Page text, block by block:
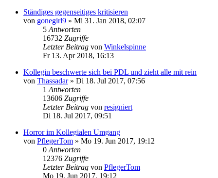
Ständiges gegenseitiges kritisieren
von gonegirl9 » Mi 31. Jan 2018, 02:07
5 Antworten
16732 Zugriffe
Letzter Beitrag von Winkelspinne
Fr 13. Apr 2018, 16:13
Kollegin beschwerte sich bei PDL und zieht alle mit rein
von Thassadar» Di 18. Jul 2017, 07:56
1 Antworten
13606 Zugriffe
Letzter Beitrag von resigniert
Di 18. Jul 2017, 09:51
Horror im Kollegialen Umgang
von PflegerTom » Mo 19. Jun 2017, 19:12
0 Antworten
12376 Zugriffe
Letzter Beitrag von PflegerTom
Mo 19. Jun 2017, 19:12